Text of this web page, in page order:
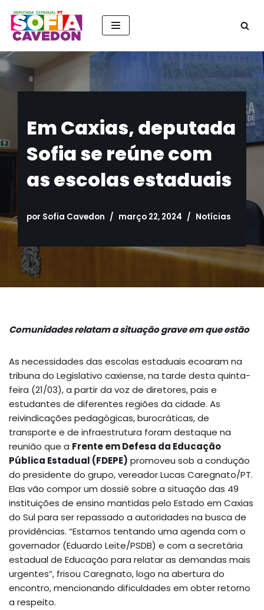
Pular
conteúdo
Em Caxias, deputada
Sofia se reúne com
as escolas estaduais
por Sofia Cavedon março 22, 2024 Notícias
Comunidades relatam a situação grave em que estão
As necessidades das escolas estaduais ecoaram na
tribuna do Legislativo caxiense, na tarde desta quinta-
feira (21/03), a partir da voz de diretores, pais e
estudantes de diferentes regiões da cidade. As
reivindicações pedagógicas, burocráticas, de
transporte e de infraestrutura foram destaque na
reunião que a Frente em Defesa da Educação
Pública Estadual (FDEPE) promoveu sob a condução
do presidente do grupo, vereador Lucas Caregnato/PT.
Elas vão compor um dossiê sobre a situação das 49
instituições de ensino mantidas pelo Estado em Caxias
do Sul para ser repassado a autoridades na busca de
providências. “Estamos tentando uma agenda com o
governador (Eduardo Leite/PSDB) e com a secretária
estadual de Educação para relatar as demandas mais
urgentes”, frisou Caregnato, logo na abertura do
encontro, mencionando dificuldades em obter retorno
a respeito.